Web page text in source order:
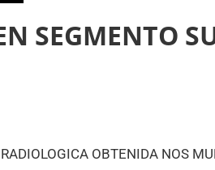
SEGMENTO
OBTENIDA NOS